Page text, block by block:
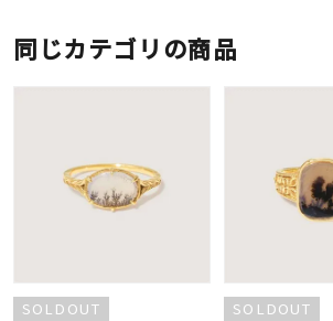
同じカテゴリの商品
SOLDOUT
SOLDOUT